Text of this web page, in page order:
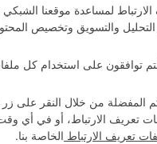
إجراء الترتيبات المتعلقة
احتياجاتكم.
لمساعدة موقعنا
والتسويق وتخصيص
توافقون على استخدام كل
المفضلة من خلال النقر على زر
تعريف الارتباط، أو في أي
تعريف الارتباط الخاصة بنا.